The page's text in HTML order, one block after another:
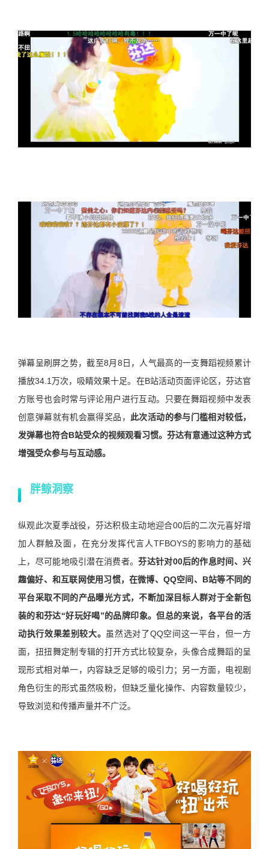
弹幕呈刷屏之势，截至8月8日，人气最高的一支舞蹈视频累计
播放34.1万次，吸睛效果十足。在B站活动页面评论区，芬达官
方账号也会时常与评论用户进行互动。只要在舞蹈视频中发表
创意弹幕就有机会赢得奖品， 此次活动的参与门槛相对较低，
发弹幕也符合B站受众的视频观看习惯。芬达有意通过这种方式
增强受众参与与互动感。
胖鲸洞察
纵观此次夏季战役，芬达积极主动地迎合00后的二次元喜好增
加人群触及面，在充分发挥代言人TFBOYS的影响力的基础
上，尽可能地吸引潜在消费者。芬达针对00后的作息时间、兴
趣偏好、和互联网使用习惯，在微博、QQ空间、B站等不同的
平台采取不同的产品曝光方式，不断加深目标人群对于全新包
装的和芬达“好玩好喝”的品牌印象。但总的来说，各平台的活
动执行效果差别较大。 虽然选对了QQ空间这一平台，但一方
面，扭扭舞定制专辑的打开方式比较复杂，头像合成舞蹈的呈
现形式相对单一，内容缺乏足够的吸引力；另一方面，电视剧
角色衍生的形式虽然吸粉，但缺乏量化操作、内容数量较少，
导致浏览和传播声量并不广泛。